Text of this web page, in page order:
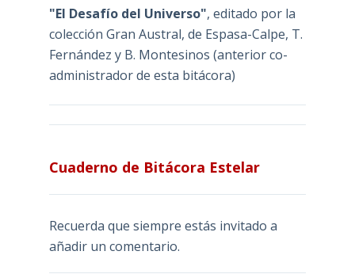
"El Desafío del Universo", editado por la
colección Gran Austral, de Espasa-Calpe, T.
Fernández y B. Montesinos (anterior co-
administrador de esta bitácora)
Cuaderno de Bitácora Estelar
Recuerda que siempre estás invitado a
añadir un comentario.